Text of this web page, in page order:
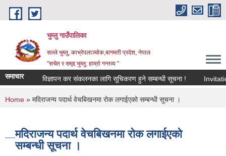
Skip to main content
भुम्लु गाउँपालिका
सल्ले भुम्लु, काभ्रेपलाञ्चोक,बागमती प्रदेश, नेपाल
"सचेत र समृद्द भुम्लु: हाम्राे गन्तव्य "
समाचार विज्ञापन कर संकलनका लागि सूचिकरण हुने सम्बन्धी सूचना !
You are here
Home » मदिराजन्य पदार्थ वेचबिखनमा रोक लगाईएको सम्बन्धी सूचना ।
मदिराजन्य पदार्थ वेचबिखनमा रोक लगाईएको
सम्बन्धी सूचना ।